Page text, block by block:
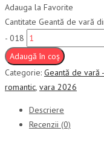
Adauga la Favorite
Cantitate Geantă de vară
- 018
Adaugă în coș
Categorie: Geantă de vară
romantic, vara 2026
Descriere
Recenzii (0)